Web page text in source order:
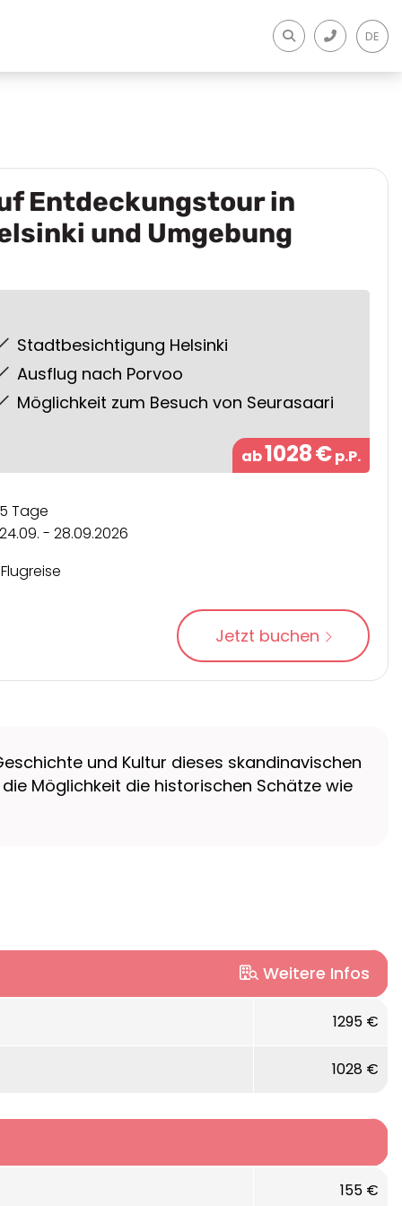
DE
Entdeckungstour in
und Umgebung
Stadtbesichtigung Helsinki
Ausflug nach Porvoo
Möglichkeit zum Besuch von Seurasaari
ab1028€p.P.
Tage
24.09. - 28.09.2026
Jetzt buchen
und Kultur dieses skandinavischen
Möglichkeit die historischen Schätze wie
Weitere Infos
1295 €
1028 €
155 €